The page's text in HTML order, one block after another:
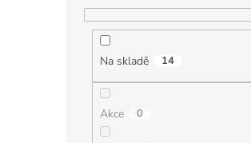
Na skladě 14
Akce 0